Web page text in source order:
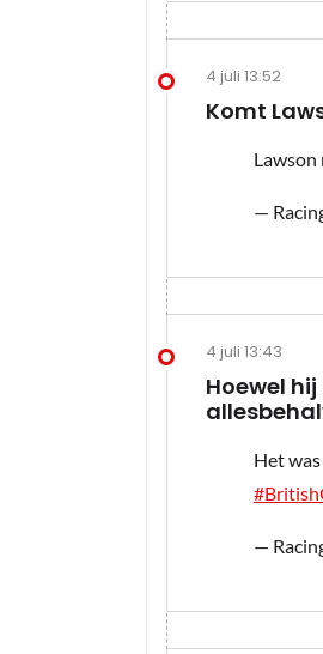
4 juli 13:52
Komt
Lawson
—
4 juli 13:43
Hoewel
Het
—